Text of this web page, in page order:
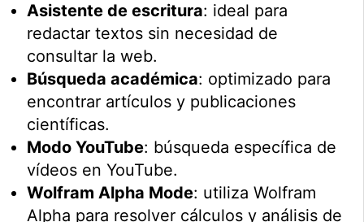
Asistente de escritura: ideal para
redactar textos sin necesidad de
consultar la web.
Búsqueda académica: optimizado para
encontrar artículos y publicaciones
científicas.
Modo YouTube: búsqueda específica de
vídeos en YouTube.
Wolfram Alpha Mode: utiliza Wolfram
Alpha para resolver cálculos y análisis de